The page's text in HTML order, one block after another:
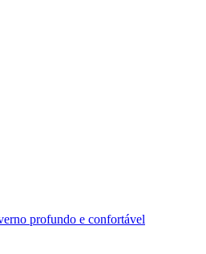
profundo e confortável